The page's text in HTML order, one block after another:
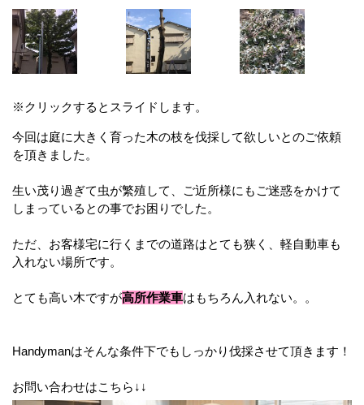
※クリックするとスライドします。
今回は庭に大きく育った木の枝を伐採して欲しいとのご依頼
を頂きました。
生い茂り過ぎて虫が繁殖して、ご近所様にもご迷惑をかけて
しまっているとの事でお困りでした。
ただ、お客様宅に行くまでの道路はとても狭く、軽自動車も
入れない場所です。
とても高い木ですが高所作業車はもちろん入れない。。
Handymanはそんな条件下でもしっかり伐採させて頂きます！
お問い合わせはこちら↓↓